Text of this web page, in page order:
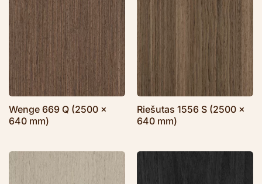
Wenge 669 Q (2500 x
640 mm)
Riešutas 1556 S (2500 x
640 mm)